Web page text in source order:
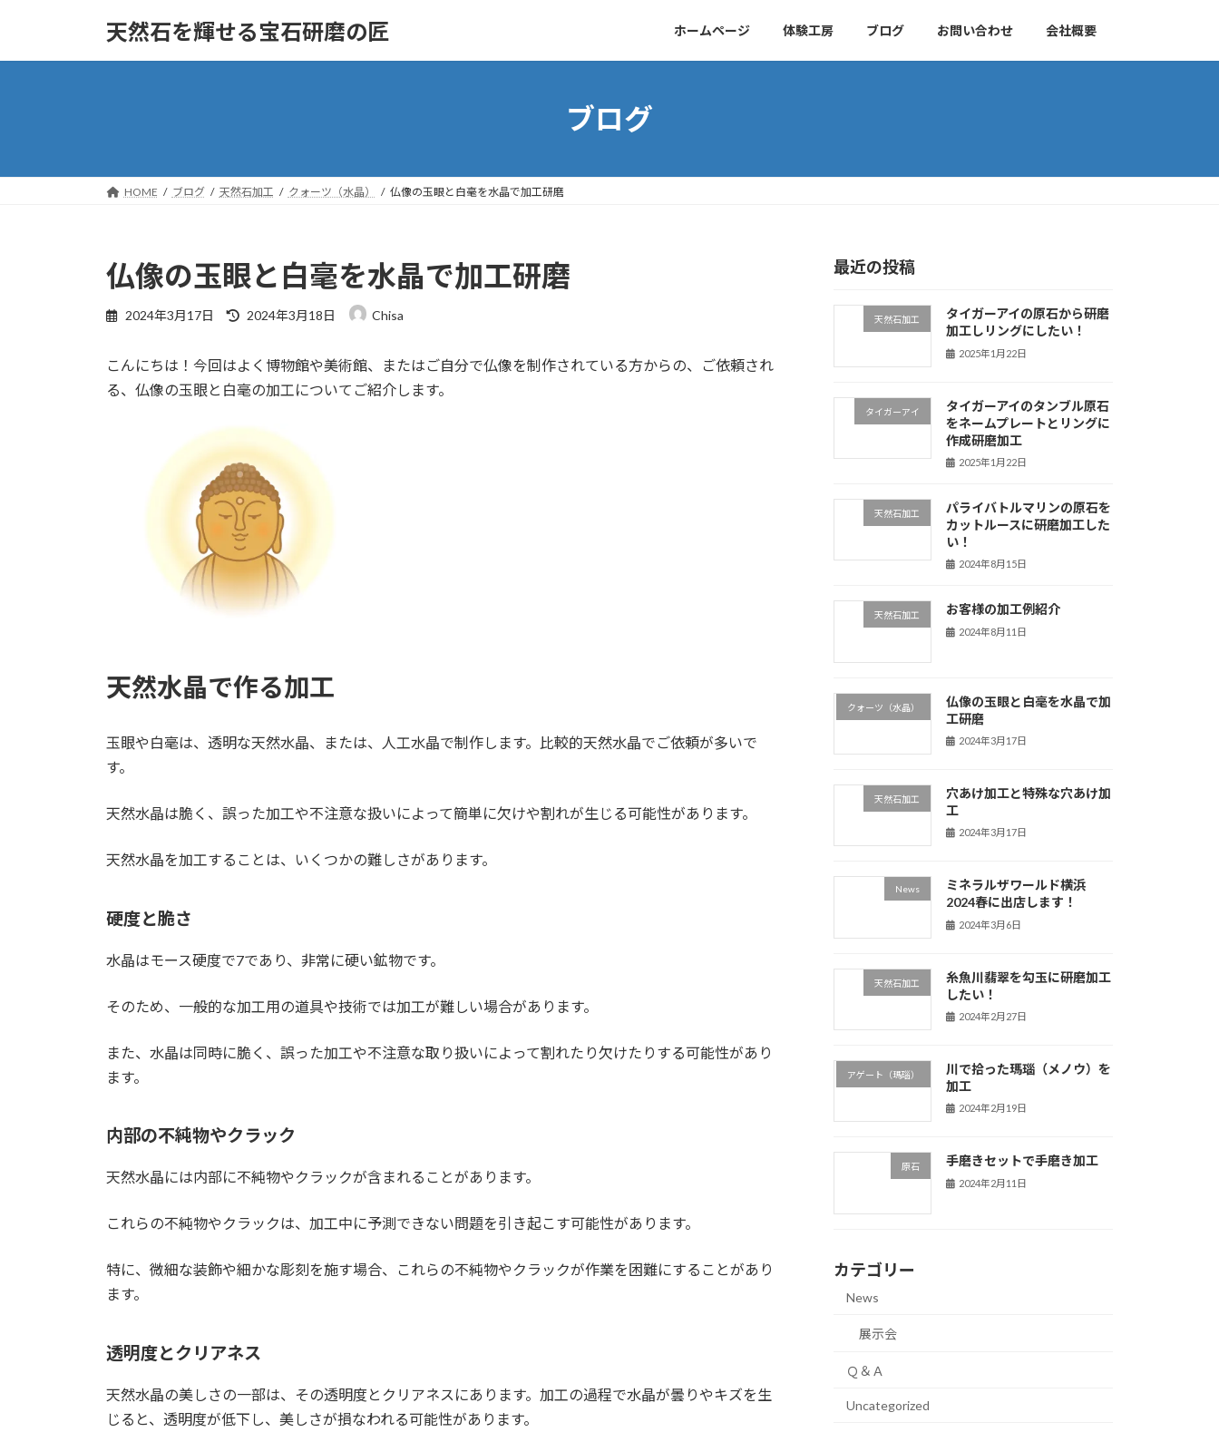
天然石を輝せる宝石研磨の匠 ホームページ 体験工房 ブログ お問い合わせ 会社概要
ブログ
HOME ブログ 天然石加工 クォーツ（水晶） 仏像の玉眼と白毫を水晶で加工研磨
仏像の玉眼と白毫を水晶で加工研磨
2024年3月17日
最
新
日
2024年3月18日 Chisa
こんにちは！今回はよく博物館や美術館、またはご自分で仏像を制作されている方からの、ご依頼され
る、仏像の玉眼と白毫の加工についてご紹介します。
天然水晶で作る加工
玉眼や白毫は、透明な天然水晶、または、人工水晶で制作します。比較的天然水晶でご依頼が多いで
す。
天然水晶は脆く、誤った加工や不注意な扱いによって簡単に欠けや割れが生じる可能性があります。
天然水晶を加工することは、いくつかの難しさがあります。
硬度と脆さ
水晶はモース硬度で7であり、非常に硬い鉱物です。
そのため、一般的な加工用の道具や技術では加工が難しい場合があります。
また、水晶は同時に脆く、誤った加工や不注意な取り扱いによって割れたり欠けたりする可能性があり
ます。
内部の不純物やクラック
天然水晶には内部に不純物やクラックが含まれることがあります。
これらの不純物やクラックは、加工中に予測できない問題を引き起こす可能性があります。
特に、微細な装飾や細かな彫刻を施す場合、これらの不純物やクラックが作業を困難にすることがあり
ます。
透明度とクリアネス
天然水晶の美しさの一部は、その透明度とクリアネスにあります。加工の過程で水晶が曇りやキズを生
じると、透明度が低下し、美しさが損なわれる可能性があります。
最近の投稿
天然石加工
タイガーアイの原石から研磨
加工しリングにしたい！
2025年1月22日
タイガーアイ
タイガーアイのタンブル原石
をネームプレートとリングに
作成研磨加工
2025年1月22日
天然石加工
パライバトルマリンの原石を
カットルースに研磨加工した
い！
2024年8月15日
天然石加工 お客様の加工例紹介
2024年8月11日
クォーツ（水晶）
仏像の玉眼と白毫を水晶で加
工研磨
2024年3月17日
天然石加工
穴あけ加工と特殊な穴あけ加
工
2024年3月17日
News
ミネラルザワールド横浜
2024春に出店します！
2024年3月6日
天然石加工
糸魚川翡翠を勾玉に研磨加工
したい！
2024年2月27日
アゲート（瑪瑙）
川で拾った瑪瑙（メノウ）を
加工
2024年2月19日
原石 手磨きセットで手磨き加工
2024年2月11日
カテゴリー
News
展示会
Ｑ＆Ａ
Uncategorized